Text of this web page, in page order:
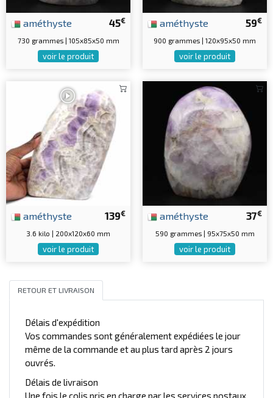
45€
améthyste
730 grammes | 105x85x50 mm
voir le produit
59€
améthyste
900 grammes | 120x95x50 mm
voir le produit
139€
améthyste
3.6 kilo | 200x120x60 mm
voir le produit
37€
améthyste
590 grammes | 95x75x50 mm
voir le produit
RETOUR ET LIVRAISON
Délais d'expédition
Vos commandes sont généralement expédiées le jour
même de la commande et au plus tard après 2 jours
ouvrés.
Délais de livraison
Une fois le colis pris en charge par les services postaux,